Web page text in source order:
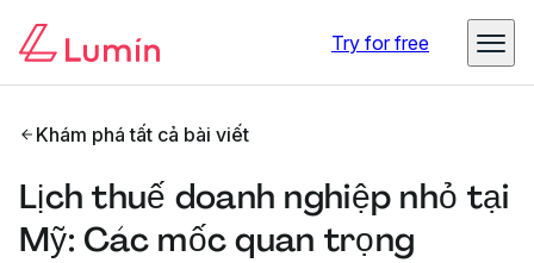
Try for free
Khám phá tất cả bài viết
Lịch thuế doanh nghiệp nhỏ tại
Mỹ: Các mốc quan trọng